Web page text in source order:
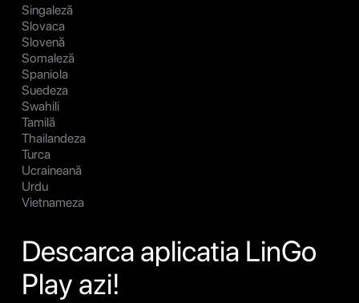
Singaleză
Slovaca
Slovenă
Somaleză
Spaniola
Suedeza
Swahili
Tamilă
Thailandeza
Turca
Ucraineană
Urdu
Vietnameza
Descarca aplicatia LinGo
Play azi!